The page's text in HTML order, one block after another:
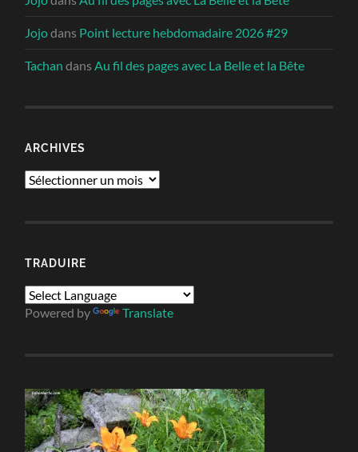
Jojodans Point lecture hebdomadaire 2026 #29
Tachan dansAu fil des pages avec La Belle et la Bête
ARCHIVES
Archives
TRADUIRE
Powered by Translate